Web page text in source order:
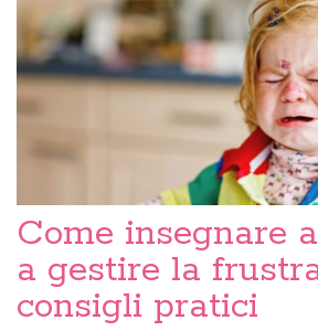
Come insegnare
a gestire la
consigli pratici